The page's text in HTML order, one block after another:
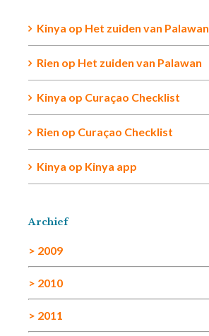
Kinya op Het zuiden van Palawan
Rien op Het zuiden van Palawan
Kinya op Curaçao Checklist
Rien op Curaçao Checklist
Kinya op Kinya app
Archief
> 2009
> 2010
> 2011